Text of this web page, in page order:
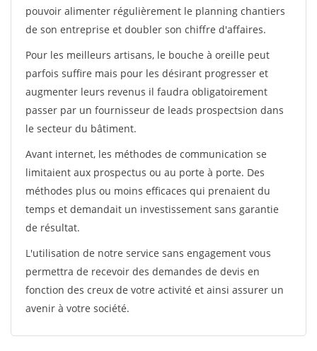
pouvoir alimenter régulièrement le planning chantiers
de son entreprise et doubler son chiffre d'affaires.
Pour les meilleurs artisans, le bouche à oreille peut
parfois suffire mais pour les désirant progresser et
augmenter leurs revenus il faudra obligatoirement
passer par un fournisseur de leads prospectsion dans
le secteur du bâtiment.
Avant internet, les méthodes de communication se
limitaient aux prospectus ou au porte à porte. Des
méthodes plus ou moins efficaces qui prenaient du
temps et demandait un investissement sans garantie
de résultat.
L'utilisation de notre service sans engagement vous
permettra de recevoir des demandes de devis en
fonction des creux de votre activité et ainsi assurer un
avenir à votre société.